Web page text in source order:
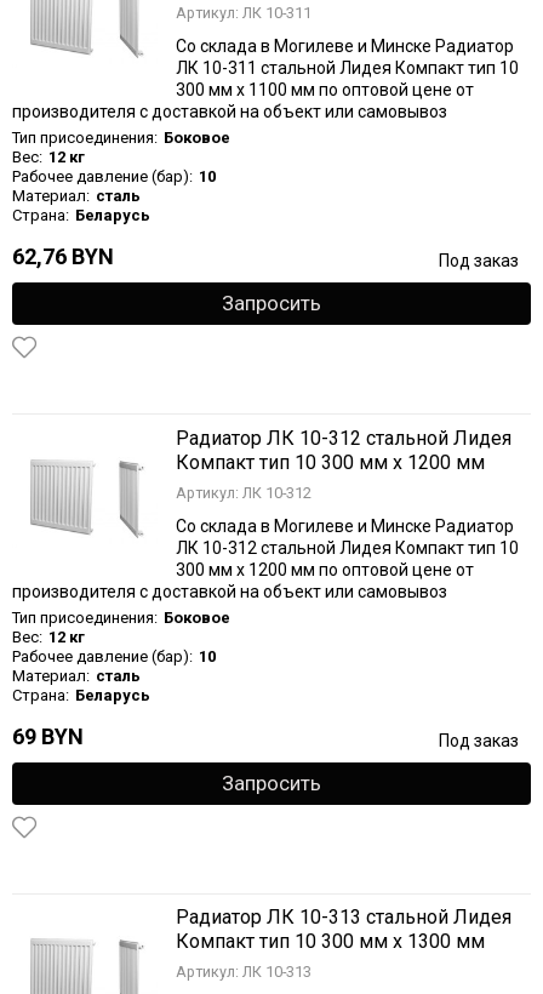
Артикул: ЛК 10-311
Со склада в Могилеве и Минске Радиатор
ЛК 10-311 стальной Лидея Компакт тип 10
300 мм х 1100 мм по оптовой цене от
производителя с доставкой на объект или самовывоз
Тип присоединения: Боковое
Вес: 12 кг
Рабочее давление (бар): 10
Материал: сталь
Страна: Беларусь
62,76 BYN Под заказ
Запросить
Радиатор ЛК 10-312 стальной Лидея
Компакт тип 10 300 мм х 1200 мм
Артикул: ЛК 10-312
Со склада в Могилеве и Минске Радиатор
ЛК 10-312 стальной Лидея Компакт тип 10
300 мм х 1200 мм по оптовой цене от
производителя с доставкой на объект или самовывоз
Тип присоединения: Боковое
Вес: 12 кг
Рабочее давление (бар): 10
Материал: сталь
Страна: Беларусь
69 BYN Под заказ
Запросить
Радиатор ЛК 10-313 стальной Лидея
Компакт тип 10 300 мм х 1300 мм
Артикул: ЛК 10-313